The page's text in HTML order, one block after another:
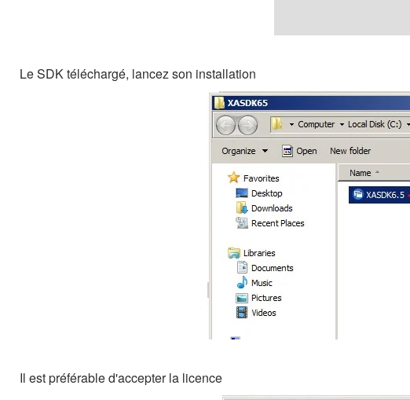
Le SDK téléchargé, lancez son installation
Il est préférable d'accepter la licence